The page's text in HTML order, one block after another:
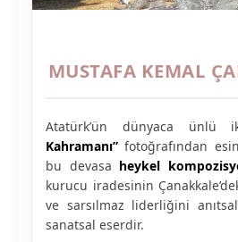
MUSTAFA KEMAL
Atatürk’ün dünyaca ünlü
Kahramanı” fotoğrafından
bu devasa heykel
kurucu iradesinin
ve sarsılmaz liderliğini
sanatsal eserdir.